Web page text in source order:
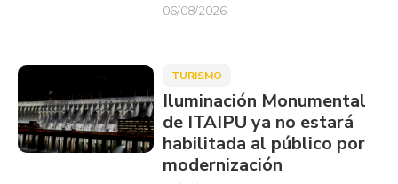
06/08/2026
TURISMO
Iluminación Monumental
de ITAIPU ya no estará
habilitada al público por
modernización